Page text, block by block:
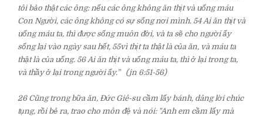
tôi bảo thật các ông: nếu các ông không ăn thịt và uống máu
Con Người, các ông không có sự sống nơi mình. 54 Ai ăn thịt và
uống máu ta, thì được sống muôn đời, và ta sẽ cho người ấy
sống lại vào ngày sau hết, 55vì thịt ta thật là của ăn, và máu ta
thật là của uống. 56 Ai ăn thịt và uống máu ta, thì ở lại trong ta,
và thầy ở lại trong người ấy.” (jn 6:51-56)
26 Cũng trong bữa ăn, Đức Giê-su cầm lấy bánh, dâng lời chúc
tụng, rồi bẻ ra, trao cho môn đệ và nói: "Anh em cầm lấy mà